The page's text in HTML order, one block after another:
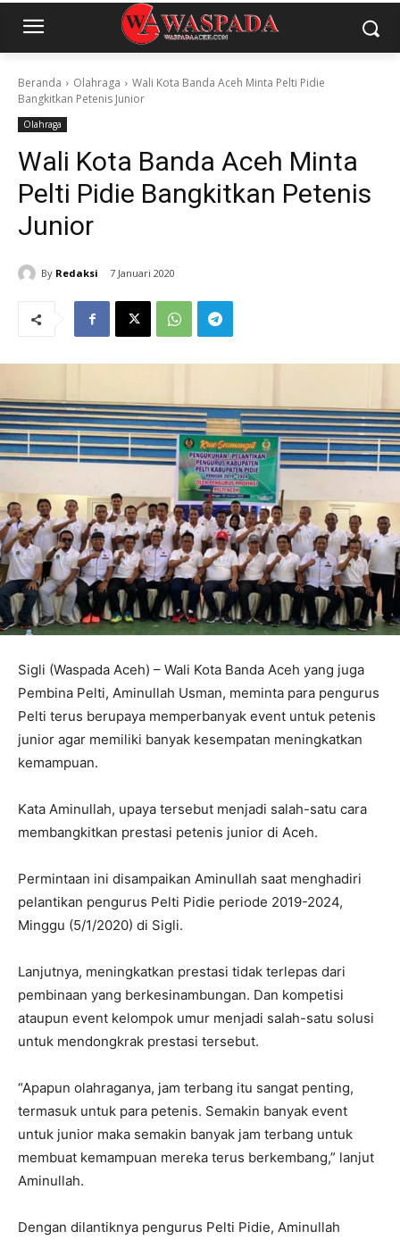
Beranda Olahraga
Wali Kota Banda Aceh Minta Pelti Pidie
Bangkitkan Petenis Junior
Olahraga
Wali Kota Banda Aceh Minta
Pelti Pidie Bangkitkan Petenis
Junior
By Redaksi 7 Januari 2020
Sigli (Waspada Aceh) – Wali Kota Banda Aceh yang juga
Pembina Pelti, Aminullah Usman, meminta para pengurus
Pelti terus berupaya memperbanyak event untuk petenis
junior agar memiliki banyak kesempatan meningkatkan
kemampuan.
Kata Aminullah, upaya tersebut menjadi salah-satu cara
membangkitkan prestasi petenis junior di Aceh.
Permintaan ini disampaikan Aminullah saat menghadiri
pelantikan pengurus Pelti Pidie periode 2019-2024,
Minggu (5/1/2020) di Sigli.
Lanjutnya, meningkatkan prestasi tidak terlepas dari
pembinaan yang berkesinambungan. Dan kompetisi
ataupun event kelompok umur menjadi salah-satu solusi
untuk mendongkrak prestasi tersebut.
“Apapun olahraganya, jam terbang itu sangat penting,
termasuk untuk para petenis. Semakin banyak event
untuk junior maka semakin banyak jam terbang untuk
membuat kemampuan mereka terus berkembang,” lanjut
Aminullah.
Dengan dilantiknya pengurus Pelti Pidie, Aminullah